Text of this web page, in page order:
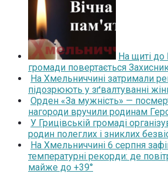
На щиті до
громади повертається
На Хмельниччині затримали
підозрюють у зґвалтуванні
Орден «За мужність» —
нагороди вручили родинам
У Грицівській громаді
родин полеглих і зниклих
На Хмельниччині 6 серпня
температурні рекорди: де
майже до +39°